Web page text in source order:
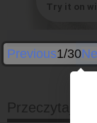
Try it on
Previous1/30
Przeczytaj dalej